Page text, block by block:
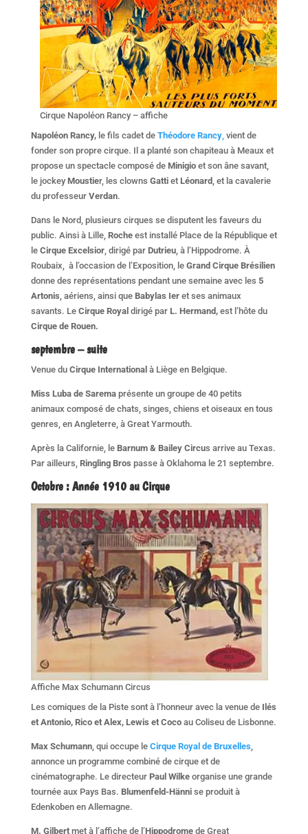
Cirque Napoléon Rancy – affiche
Napoléon Rancy,le fils cadet de Théodore Rancy, vient de
fonder son propre cirque. Il a planté son chapiteau à Meaux et
propose un spectacle composé de Minigioet son âne savant,
le jockey Moustier, les clowns Gattiet Léonard , et la cavalerie
du professeur Verdan.
Dans le Nord, plusieurs cirques se disputent les faveurs du
public. Ainsi à Lille, Rocheest installé Place de la République et
le Cirque Excelsior, dirigé par Dutrieu, à l’Hippodrome. À
Roubaix, à l’occasion de l’Exposition, le Grand Cirque Brésilien
donne des représentations pendant une semaine avec les 5
Artonis , aériens, ainsi que Babylas Ieret ses animaux
savants. Le Cirque Royal dirigé par L. Hermand,est l’hôte du
Cirque de Rouen.
septembre – suite
Venue du Cirque International à Liège en Belgique.
Miss Luba de Sarema présente un groupe de 40 petits
animaux composé de chats, singes, chiens et oiseaux en tous
genres, en Angleterre, à Great Yarmouth.
Après la Californie, le Barnum & Bailey Circus arrive au Texas.
Par ailleurs, Ringling Bros passe à Oklahoma le 21 septembre.
Octobre:Année 1910 au Cirque
Affiche Max Schumann Circus
Les comiques de la Piste sont à l’honneur avec la venue de Ilés
et Antonio, Rico et Alex, Lewis et Cocoau Coliseu de Lisbonne.
Max Schumann, qui occupe le Cirque Royal de Bruxelles,
annonce un programme combiné de cirque et de
cinématographe. Le directeur Paul Wilkeorganise une grande
tournée aux Pays Bas. Blumenfeld-Hännise produit à
Edenkoben en Allemagne.
M. Gilbertmet à l’affiche de l’Hippodromede Great